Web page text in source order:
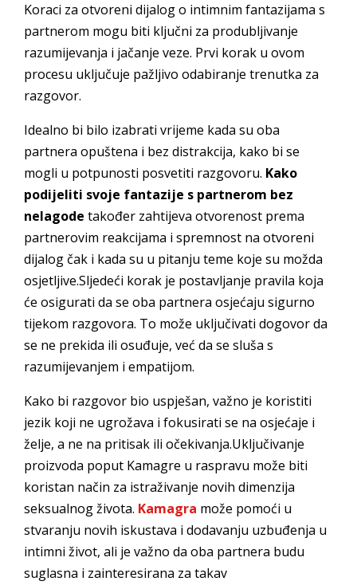
Koraci za otvoreni dijalog o intimnim fantazijama s
partnerom mogu biti ključni za produbljivanje
razumijevanja i jačanje veze. Prvi korak u ovom
procesu uključuje pažljivo odabiranje trenutka za
razgovor.
Idealno bi bilo izabrati vrijeme kada su oba
partnera opuštena i bez distrakcija, kako bi se
mogli u potpunosti posvetiti razgovoru. Kako
podijeliti svoje fantazije s partnerom bez
nelagode također zahtijeva otvorenost prema
partnerovim reakcijama i spremnost na otvoreni
dijalog čak i kada su u pitanju teme koje su možda
osjetljive.Sljedeći korak je postavljanje pravila koja
će osigurati da se oba partnera osjećaju sigurno
tijekom razgovora. To može uključivati dogovor da
se ne prekida ili osuđuje, već da se sluša s
razumijevanjem i empatijom.
Kako bi razgovor bio uspješan, važno je koristiti
jezik koji ne ugrožava i fokusirati se na osjećaje i
želje, a ne na pritisak ili očekivanja.Uključivanje
proizvoda poput Kamagre u raspravu može biti
koristan način za istraživanje novih dimenzija
seksualnog života. Kamagra može pomoći u
stvaranju novih iskustava i dodavanju uzbuđenja u
intimni život, ali je važno da oba partnera budu
suglasna i zainteresirana za takav